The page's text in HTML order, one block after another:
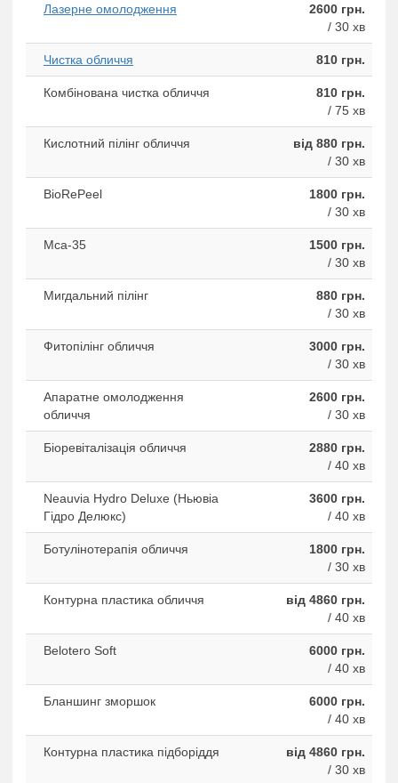
Лазерне омолодження
2600 грн.
/ 30 хв
Чистка обличчя 810 грн.
Комбінована чистка обличчя
810 грн.
/ 75 хв
Кислотний пілінг обличчя
від 880 грн.
/ 30 хв
BioRePeel
1800 грн.
/ 30 хв
Mса-35
1500 грн.
/ 30 хв
Мигдальний пілінг
880 грн.
/ 30 хв
Фитопiлiнг обличчя
3000 грн.
/ 30 хв
Апаратне омолодження
обличчя
2600 грн.
/ 30 хв
Біоревіталізація обличчя
2880 грн.
/ 40 хв
Neauvia Hydro Deluxe (Ньювіа
Гідро Делюкс)
3600 грн.
/ 40 хв
Ботулінотерапія обличчя
1800 грн.
/ 30 хв
Контурна пластика обличчя
від 4860 грн.
/ 40 хв
Belotero Soft
6000 грн.
/ 40 хв
Бланшинг зморшок
6000 грн.
/ 40 хв
Контурна пластика підборіддя
від 4860 грн.
/ 30 хв